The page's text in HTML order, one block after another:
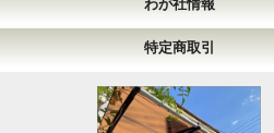
わが社情報
特定商取引